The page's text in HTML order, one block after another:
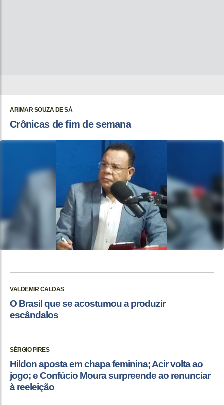
ARIMAR SOUZA DE SÁ
Crônicas de fim de semana
VALDEMIR CALDAS
O Brasil que se acostumou a produzir
escândalos
SÉRGIO PIRES
Hildon aposta em chapa feminina; Acir volta ao
jogo; e Confúcio Moura surpreende ao renunciar
à reeleição